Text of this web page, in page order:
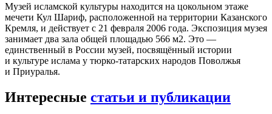
Музей исламской культуры находится на цокольном этаже
мечети Кул Шариф, расположенной на территории Казанского
Кремля, и действует с 21 февраля 2006 года. Экспозиция музея
занимает два зала общей площадью 566 м2. Это —
единственный в России музей, посвящённый истории
и культуре ислама у тюрко-татарских народов Поволжья
и Приуралья.
Интересные статьи и публикации